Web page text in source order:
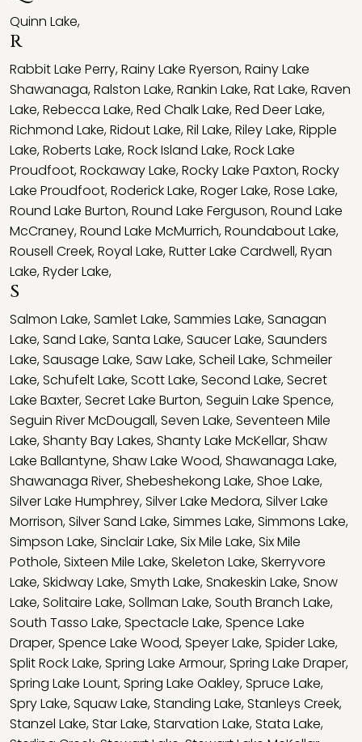
Quinn Lake,
R
Rabbit Lake Perry,Rainy Lake Ryerson,Rainy Lake
Shawanaga,Ralston Lake,Rankin Lake,Rat Lake,Raven
Lake,Rebecca Lake,Red Chalk Lake,Red Deer Lake,
Richmond Lake,Ridout Lake,Ril Lake,Riley Lake,Ripple
Lake,Roberts Lake,Rock Island Lake,Rock Lake
Proudfoot,Rockaway Lake,Rocky Lake Paxton,Rocky
Lake Proudfoot,Roderick Lake,Roger Lake,Rose Lake,
Round Lake Burton,Round Lake Ferguson,Round Lake
McCraney,Round Lake McMurrich,Roundabout Lake,
Rousell Creek,Royal Lake,Rutter Lake Cardwell,Ryan
Lake,Ryder Lake,
S
Salmon Lake,Samlet Lake,Sammies Lake,Sanagan
Lake,Sand Lake,Santa Lake,Saucer Lake,Saunders
Lake,Sausage Lake,Saw Lake,Scheil Lake,Schmeiler
Lake,Schufelt Lake,Scott Lake,Second Lake,Secret
Lake Baxter,Secret Lake Burton,Seguin Lake Spence,
Seguin River McDougall,Seven Lake,Seventeen Mile
Lake,Shanty Bay Lakes,Shanty Lake McKellar,Shaw
Lake Ballantyne,Shaw Lake Wood,Shawanaga Lake,
Shawanaga River,Shebeshekong Lake,Shoe Lake,
Silver Lake Humphrey,Silver Lake Medora,Silver Lake
Morrison,Silver Sand Lake,Simmes Lake,Simmons Lake,
Simpson Lake,Sinclair Lake,Six Mile Lake,Six Mile
Pothole,Sixteen Mile Lake,Skeleton Lake,Skerryvore
Lake,Skidway Lake,Smyth Lake,Snakeskin Lake,Snow
Lake,Solitaire Lake,Sollman Lake,South Branch Lake,
South Tasso Lake,Spectacle Lake,Spence Lake
Draper,Spence Lake Wood,Speyer Lake,Spider Lake,
Split Rock Lake,Spring Lake Armour,Spring Lake Draper,
Spring Lake Lount,Spring Lake Oakley,Spruce Lake,
Spry Lake,Squaw Lake,Standing Lake,Stanleys Creek,
Stanzel Lake,Star Lake,Starvation Lake,Stata Lake,